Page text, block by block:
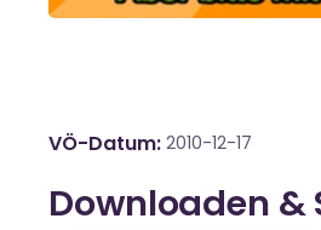
VÖ-Datum 2010-12-17
Downloaden &